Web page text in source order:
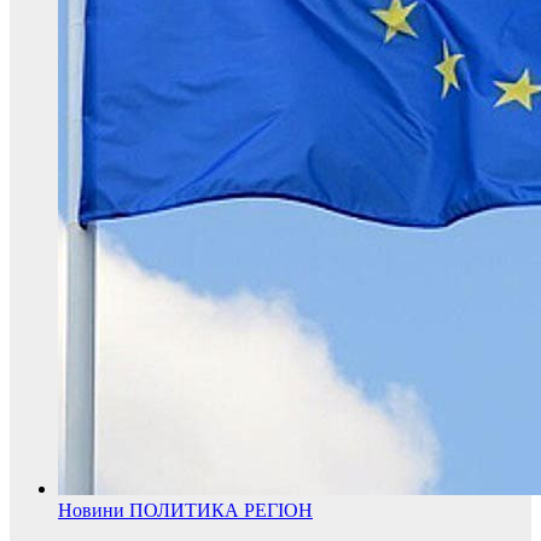
Новини ПОЛИТИКА РЕГІОН